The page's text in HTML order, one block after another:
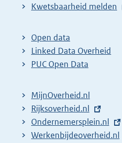
E
t
e
r
l
i
n
k
Kwetsbaarheid melden
Open data
Linked Data Overheid
PUC Open Data
MijnOverheid.nl
E
x
t
Rijksoverheid.nl
E
x
Ondernemersplein.nl
E
Werkenbijdeoverheid.nl